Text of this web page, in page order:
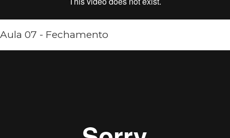
Aula 07 - Fechamento